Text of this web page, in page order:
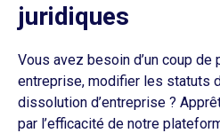
juridiques
Vous avez besoin d’un coup de
entreprise, modifier les statuts
dissolution d’entreprise ?
par l’efficacité de notre